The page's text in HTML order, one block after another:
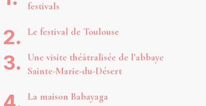
festivals
Le festival de Toulouse
Une visite théâtralisée de l’abbaye
Sainte-Marie-du-Désert
La maison Babayaga